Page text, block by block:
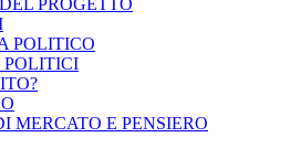
PROGETTO
POLITICO
MERCATO E PENSIERO